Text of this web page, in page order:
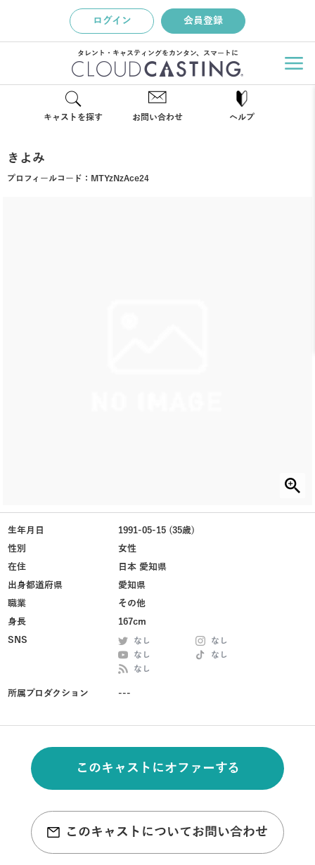
ログイン 会員登録
タレント・キャスティングをカンタン、スマートに
キャストを探す お問い合わせ ヘルプ
きよみ
プロフィールコード： MTYzNzAce24
生年月日
1991-05-15 (35歳)
性別
女性
在住
日本 愛知県
出身都道府県
愛知県
職業
その他
身長
167cm
SNS
なし
なし
なし
なし
なし
所属プロダクション ---
このキャストにオファーする
このキャストについてお問い合わせ